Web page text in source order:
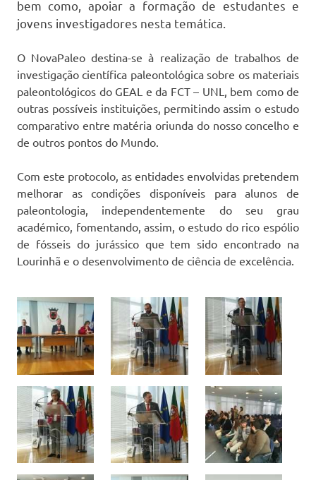
bem como, apoiar a formação de estudantes e
jovens investigadores nesta temática.
O NovaPaleo destina-se à realização de trabalhos de
investigação científica paleontológica sobre os materiais
paleontológicos do GEAL e da FCT – UNL, bem como de
outras possíveis instituições, permitindo assim o estudo
comparativo entre matéria oriunda do nosso concelho e
de outros pontos do Mundo.
Com este protocolo, as entidades envolvidas pretendem
melhorar as condições disponíveis para alunos de
paleontologia, independentemente do seu grau
académico, fomentando, assim, o estudo do rico espólio
de fósseis do jurássico que tem sido encontrado na
Lourinhã e o desenvolvimento de ciência de excelência.